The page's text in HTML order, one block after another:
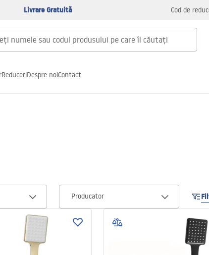
Livrare Gratuită Cod de
ReduceriDespre noiContact
Producator